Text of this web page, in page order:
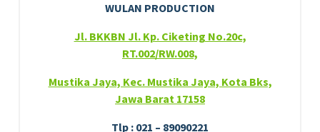
WULAN PRODUCTION
Jl. BKKBN Jl. Kp. Ciketing No.20c,
RT.002/RW.008,
Mustika Jaya, Kec. Mustika Jaya, Kota Bks,
Jawa Barat 17158
Tlp : 021 – 89090221